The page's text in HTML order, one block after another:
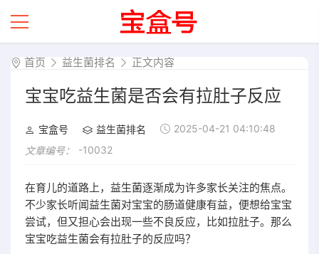
首页 益生菌排名 正文内容
宝宝吃益生菌是否会有拉肚子反应
宝盒号 益生菌排名
2025-04-21 04:10:48
文章编号：
-10032
在育儿的道路上，益生菌逐渐成为许多家长关注的焦点。
不少家长听闻益生菌对宝宝的肠道健康有益，便想给宝宝
尝试，但又担心会出现一些不良反应，比如拉肚子。那么
宝宝吃益生菌会有拉肚子的反应吗？